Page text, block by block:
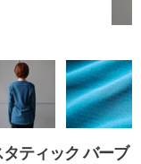
タティック バーブ